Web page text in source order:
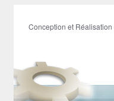
Conception et